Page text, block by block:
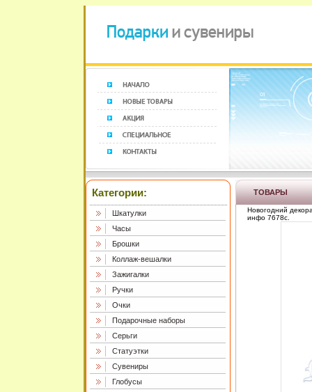
Категории:
Шкатулки
Часы
Брошки
Коллаж-вешалки
Зажигалки
Ручки
Очки
Подарочные наборы
Серьги
Статуэтки
Сувениры
Глобусы
ТОВАРЫ
Новогодний
инфо 7678c.